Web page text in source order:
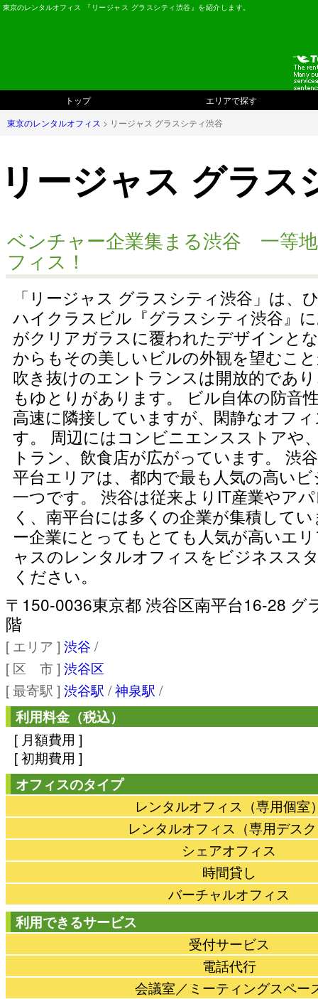
東京のレンタルオフィス 『リージャス グラスシティ渋谷』を紹介します。
トップ
エリアで探す
東京のレンタルオフィス > リージャス グラスシティ渋谷
リージャス グラス
ベンチャー企業集まる渋谷 一等
フィス！
「リージャス グラスシティ渋谷」は、
ハイクラスビル『グラスシティ渋谷』
がクリアガラスに覆われたデザインと
からもその美しいビルの外観を望むこ
吹き抜けのエントランスは開放的であ
もゆとりがあります。 ビル自体の防音
高速に隣接していますが、閑静なオフ
す。 周辺にはコンビニエンスストアや
トラン、飲食店が広がっています。 渋
平台エリアは、都内で最も人気の高い
一つです。 渋谷は従来よりIT産業やア
く、南平台には多くの企業が集積して
ー企業にとってもとても人気が高いエ
ャスのレンタルオフィスをビジネスス
ください。
〒150-0036東京都 渋谷区南平台16-28 グ
階
[ エリア ] 渋谷 /
[ 区 市 ] 渋谷区
[ 最寄駅 ] 渋谷駅 /神泉駅 /
利用料金（税込）
[ 月額費用 ]
[ 初期費用 ]
オフィスのタイプ
レンタルオフィス（専用個室
レンタルオフィス（専用デス
シェアオフィス
時間貸し
バーチャルオフィス
利用できるサービス
受付サービス
電話代行
会議室／ミーティングスペー